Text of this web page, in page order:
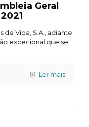
Geral
de Vida, S.A., adiante
excecional que se
Ler mais